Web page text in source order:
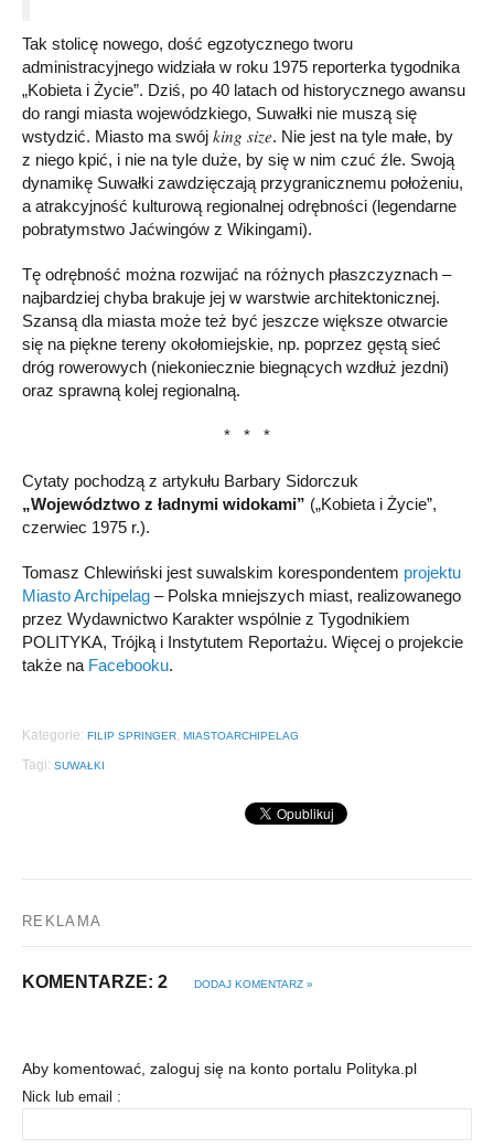
Tak stolicę nowego, dość egzotycznego tworu
administracyjnego widziała w roku 1975 reporterka tygodnika
„Kobieta i Życie”. Dziś, po 40 latach od historycznego awansu
do rangi miasta wojewódzkiego, Suwałki nie muszą się
wstydzić. Miasto ma swój king size. Nie jest na tyle małe, by
z niego kpić, i nie na tyle duże, by się w nim czuć źle. Swoją
dynamikę Suwałki zawdzięczają przygranicznemu położeniu,
a atrakcyjność kulturową regionalnej odrębności (legendarne
pobratymstwo Jaćwingów z Wikingami).
Tę odrębność można rozwijać na różnych płaszczyznach –
najbardziej chyba brakuje jej w warstwie architektonicznej.
Szansą dla miasta może też być jeszcze większe otwarcie
się na piękne tereny okołomiejskie, np. poprzez gęstą sieć
dróg rowerowych (niekoniecznie biegnących wzdłuż jezdni)
oraz sprawną kolej regionalną.
* * *
Cytaty pochodzą z artykułu Barbary Sidorczuk
„Województwo z ładnymi widokami” („Kobieta i Życie”,
czerwiec 1975 r.).
Tomasz Chlewiński jest suwalskim korespondentem projektu
Miasto Archipelag – Polska mniejszych miast, realizowanego
przez Wydawnictwo Karakter wspólnie z Tygodnikiem
POLITYKA, Trójką i Instytutem Reportażu. Więcej o projekcie
także na Facebooku.
Kategorie: FILIP SPRINGER MIASTOARCHIPELAG
Tagi: SUWAŁKI
REKLAMA
KOMENTARZE: 2 DODAJ KOMENTARZ »
Aby komentować, zaloguj się na konto portalu Polityka.pl
Nick lub email :